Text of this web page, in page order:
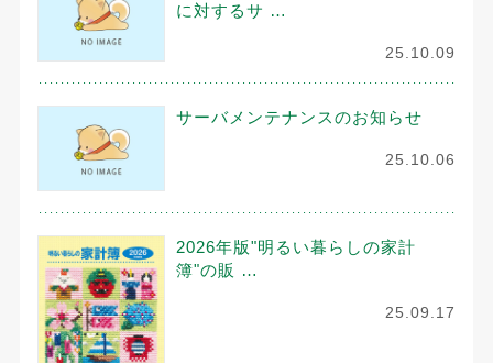
に対するサ …
25.10.09
サーバメンテナンスのお知らせ
25.10.06
2026年版"明るい暮らしの家計
簿"の販 …
25.09.17